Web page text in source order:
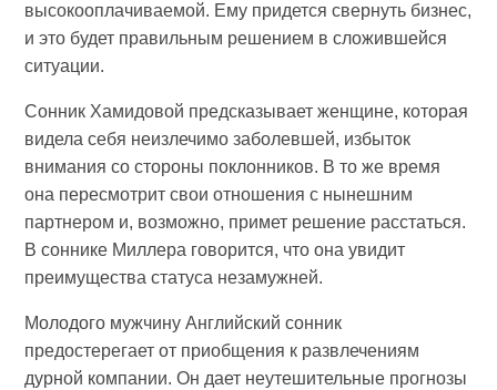
высокооплачиваемой. Ему придется свернуть бизнес,
и это будет правильным решением в сложившейся
ситуации.
Сонник Хамидовой предсказывает женщине, которая
видела себя неизлечимо заболевшей, избыток
внимания со стороны поклонников. В то же время
она пересмотрит свои отношения с нынешним
партнером и, возможно, примет решение расстаться.
В соннике Миллера говорится, что она увидит
преимущества статуса незамужней.
Молодого мужчину Английский сонник
предостерегает от приобщения к развлечениям
дурной компании. Он дает неутешительные прогнозы